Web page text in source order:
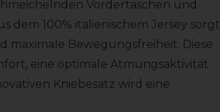
Vordertaschen und
dem 100% italienischem Jersey sorgt
maximale Bewegungsfreiheit. Diese
eine optimale Atmungsaktivität
Kniebesatz wird eine